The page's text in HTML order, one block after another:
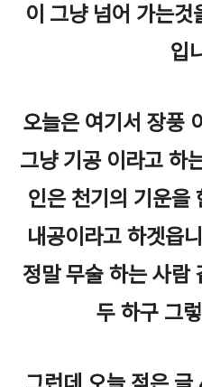
이 그냥 넘어 가는
입
오늘은 여기서 장풍
그냥 기공 이라고 하
인은 천기의 기운을
내공이라고 하겟읍
정말 무술 하는 사람
두 하구 그